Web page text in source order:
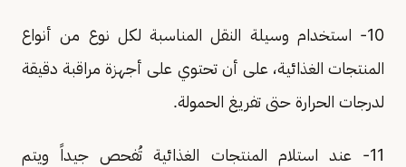
10- استخدام وسيلة النقل المناسبة لكل نوع من أنواع
المنتجات الغذائية، على أن تحتوي على أجهزة مراقبة دقيقة
لدرجات الحرارة حتى تفريغ الحمولة.
11- عند استلام المنتجات الغذائية تُفحص جيداً ويتم